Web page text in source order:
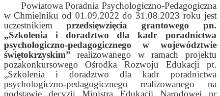
Powiatowa Poradnia Psychologiczno-Pedagogiczna
w Chmielniku od 01.09.2022 do 31.08.2023 roku jest
uczestnikiemprzedsięwzięcia grantowego pn.
„Szkolenia i doradztwo dla kadr poradnictwa
psychologiczno-pedagogicznego w województwie
świętokrzyskim” realizowanego w ramach projektu
pozakonkursowego Ośrodka Rozwoju Edukacji pt.
„Szkolenia
i doradztwo dla kadr poradnictwa
psychologiczno-pedagogicznego realizowanego na